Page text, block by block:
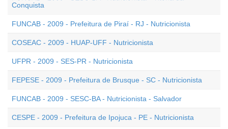
Conquista
FUNCAB - 2009 - Prefeitura de Piraí - RJ - Nutricionista
COSEAC - 2009 - HUAP-UFF - Nutricionista
UFPR - 2009 - SES-PR - Nutricionista
FEPESE - 2009 - Prefeitura de Brusque - SC - Nutricionista
FUNCAB - 2009 - SESC-BA - Nutricionista - Salvador
CESPE - 2009 - Prefeitura de Ipojuca - PE - Nutricionista